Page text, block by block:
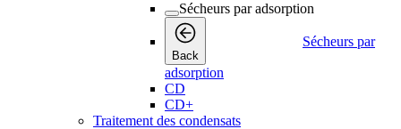
Sécheurs par adsorption
Back
Sécheurs par
adsorption
CD
CD+
Traitement des condensats